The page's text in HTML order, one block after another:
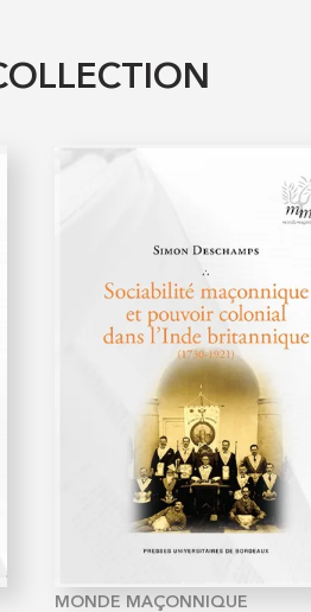
MONDE MAÇONNIQUE